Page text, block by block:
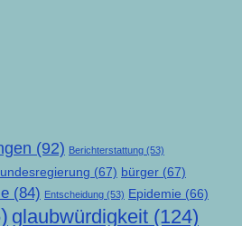
(92) Berichterstattung (53)
(67) bürger (67)
(84) Entscheidung (53) Epidemie (66)
glaubwürdigkeit (124)